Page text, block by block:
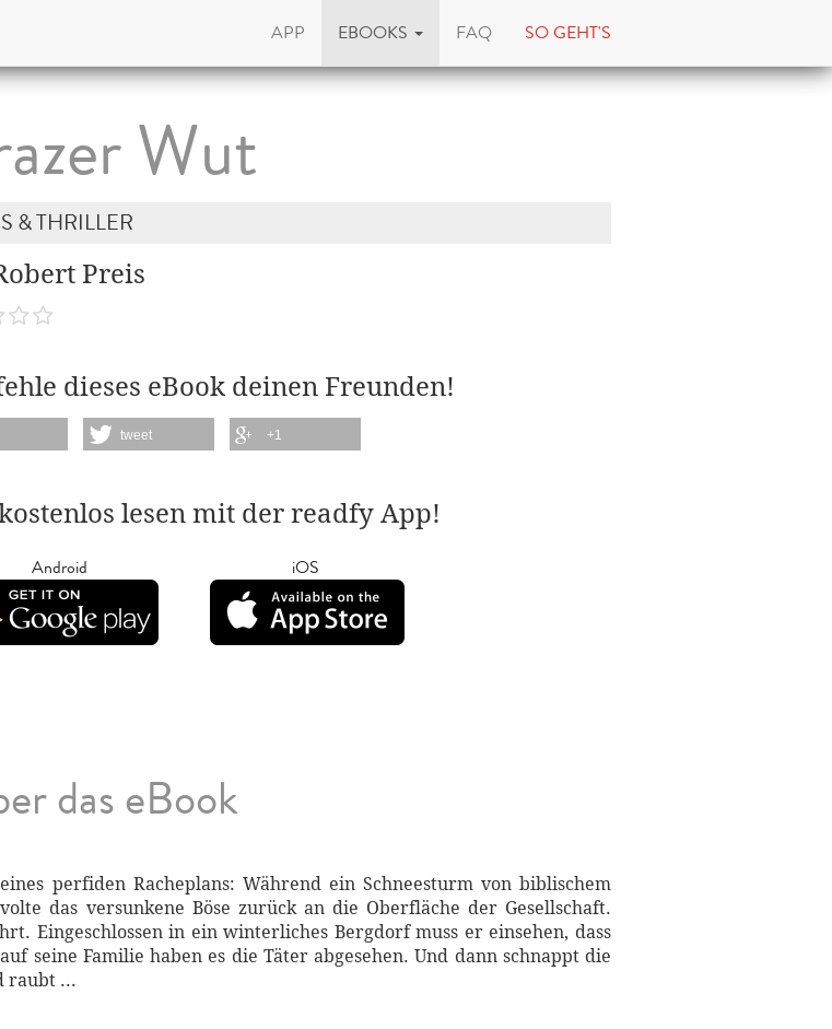
APP EBOOKS FAQ SO GEHT'S
Wut
& THRILLER
Preis
dieses eBook deinen Freunden!
tweet +1
lesen mit der readfy App!
Android iOS
das eBook
perfiden Racheplans: Während ein Schneesturm von biblischem
das versunkene Böse zurück an die Oberfläche der Gesellschaft.
Eingeschlossen in ein winterliches Bergdorf muss er einsehen, dass
seine Familie haben es die Täter abgesehen. Und dann schnappt die
raubt ...